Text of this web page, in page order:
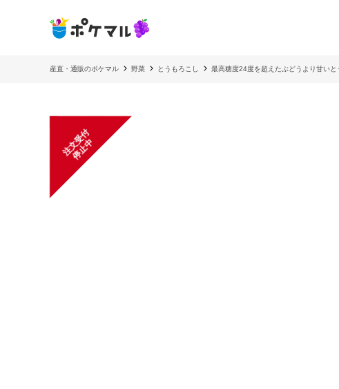
産直・通販のポケマル 野菜 とうもろこし 最高糖度24度を超えたぶどうより甘い
注
文
受
付
停
止
中